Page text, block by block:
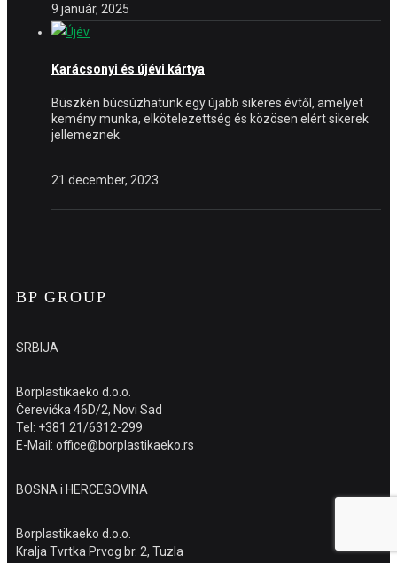
9 január, 2025
Karácsonyi és újévi kártya
Büszkén búcsúzhatunk egy újabb sikeres évtől, amelyet
kemény munka, elkötelezettség és közösen elért sikerek
jellemeznek.
21 december, 2023
BP GROUP
SRBIJA
Borplastikaeko d.o.o.
Čerevićka 46D/2, Novi Sad
Tel: +381 21/6312-299
E-Mail: office@borplastikaeko.rs
BOSNA i HERCEGOVINA
Borplastikaeko d.o.o.
Kralja Tvrtka Prvog br. 2, Tuzla